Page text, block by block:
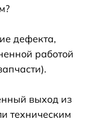
дефекта,
работой
выход из
техническим